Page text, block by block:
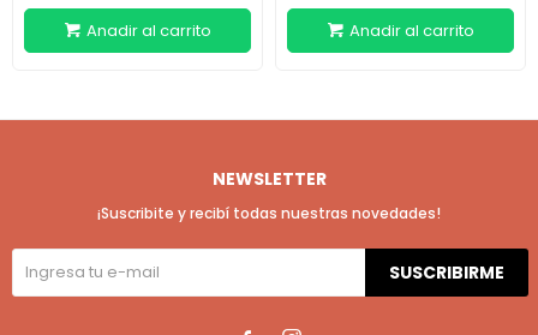
NEWSLETTER
¡Suscribite y recibí todas nuestras novedades!
SUSCRIBIRME